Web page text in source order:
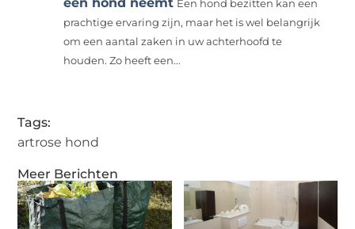
Meer Berichten
Een hond bezitten kan een
prachtige ervaring zijn, maar het is wel belangrijk
om een aantal zaken in uw achterhoofd te
houden. Zo heeft een...
Tags:
artrose hond